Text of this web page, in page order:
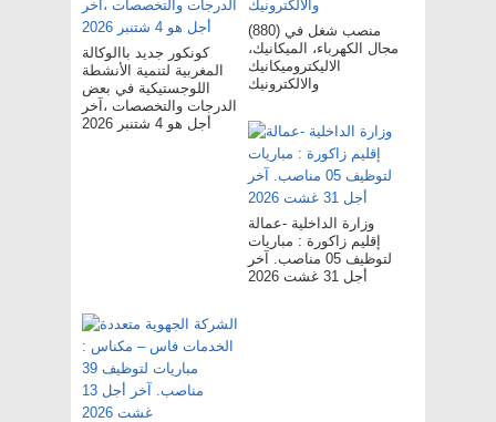
كونكور جديد باالوكالة
المغربية لتنمية الأنشطة
اللوجستيكية في بعض
الدرجات والتخصصات ،آخر
أجل هو 4 شتنبر 2026
(880) منصب شغل في
مجال الكهرباء، الميكانيك،
الاليكتروميكانيك
والالكترونيك
وزارة الداخلية -عمالة
إقليم زاكورة : مباريات
لتوظيف 05 مناصب. آخر
أجل 31 غشت 2026